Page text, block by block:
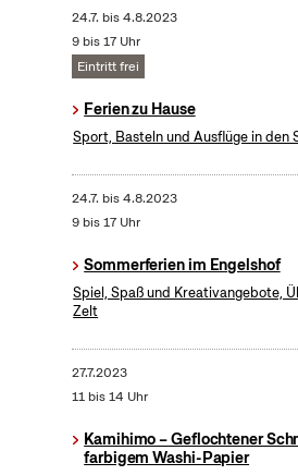
24.7. bis4.8.2023
9 bis 17 Uhr
Eintritt frei
Ferien zu Hause
Sport, Basteln und Ausflüge in den
24.7. bis4.8.2023
9 bis 17 Uhr
Sommerferien im Engelshof
Spiel, Spaß und Kreativangebote,
Zelt
27.7.2023
11 bis 14 Uhr
Kamihimo – Geflochtener
farbigem Washi-Papier